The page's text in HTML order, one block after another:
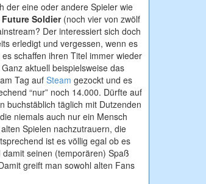
der eine oder andere Spieler wie
Soldier(noch vier von zwölf
Der interessiert sich doch
erledigt und vergessen, wenn es
schaffen ihren Titel immer wieder
aktuell beispielsweise das
Tag aufSteam gezockt und es
“nur” noch 14.000. Dürfte auf
buchstäblich täglich mit Dutzenden
niemals auch nur ein Mensch
Spielen nachzutrauern, die
ist es völlig egal ob es
seinen (temporären) Spaß
greift man sowohl alten Fans